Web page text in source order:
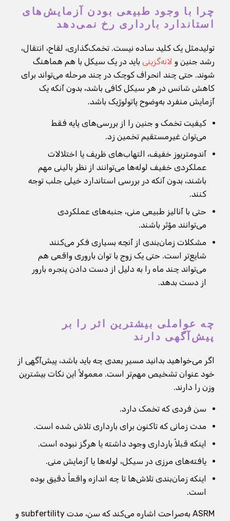
چرا با وجود طبیعی بودن آزمایش‌های
استاندارد بارداری رخ نمی‌دهد
تولیدمثل یک کلید ساده نیست. تخمک‌گذاری، لقاح، انتقال،
رشد جنین و لانه‌گزینی باید در یک سیکل با هم هماهنگ
شوند. حتی چند انحراف کوچک در چند مرحله می‌تواند برای
کاهش شانس در هر سیکل کافی باشد، بدون آنکه یک
آزمایش منفرد به‌وضوح پاتولوژیک باشد.
کیفیت تخمک و جنین را از بررسی‌های پایه فقط
می‌توان غیرمستقیم تخمین زد.
آندومتریوز خفیف، التهاب‌های ظریف یا اختلالات
عملکردی خفیف لوله‌ها می‌توانند از نظر بالینی مهم
باشند، بدون آنکه در بررسی استاندارد خیلی جلب توجه
کنند.
حتی با آنالیز طبیعی منی، جنبه‌های عملکردی
می‌توانند مؤثر باشند.
مشکلات زمان‌بندی از آنچه بسیاری فکر می‌کنند
شایع‌تر است. حتی یک زوج با توان باروری واقعی هم
می‌تواند چند ماه را به دلیل از دست دادن پنجره بارور
از دست بدهد.
چه عواملی بیشترین اثر را بر
پیش‌آگهی دارند
اگر می‌خواهید بدانید مسیر بعدی چه باید باشد، پیش‌آگهی از
خود عنوان تشخیص مهم‌تر است. معمولاً این نکات بیشترین
وزن را دارند.
سن فردی که تخمک دارد.
مدت زمانی که تاکنون برای بارداری تلاش شده است.
اینکه قبلاً بارداری وجود داشته یا هرگز نبوده است.
یافته‌های مرزی در سیکل، لوله‌ها یا آزمایش منی.
اینکه زمان‌بندی تلاش‌ها تا چه اندازه واقعاً دقیق بوده
است.
ASRM به‌صراحت اشاره می‌کند که سن، مدت subfertility و